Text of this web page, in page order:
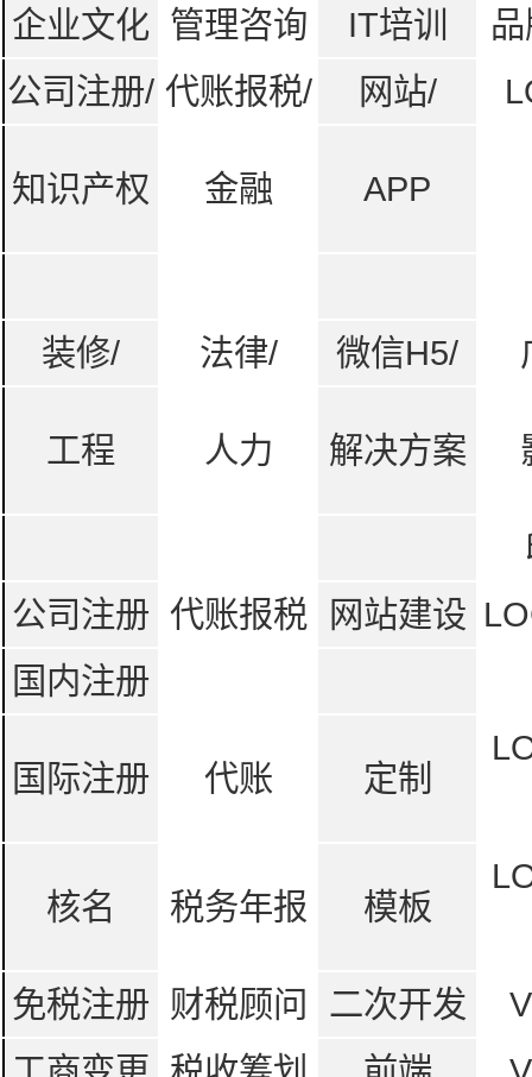
企业文化 管理咨询 IT培训
公司注册/ 代账报税/ 网站/
知识产权 金融 APP
装修/ 法律/ 微信H5/
工程 人力 解决方案
公司注册 代账报税 网站建设
国内注册
国际注册 代账 定制
核名 税务年报 模板
免税注册 财税顾问 二次开发